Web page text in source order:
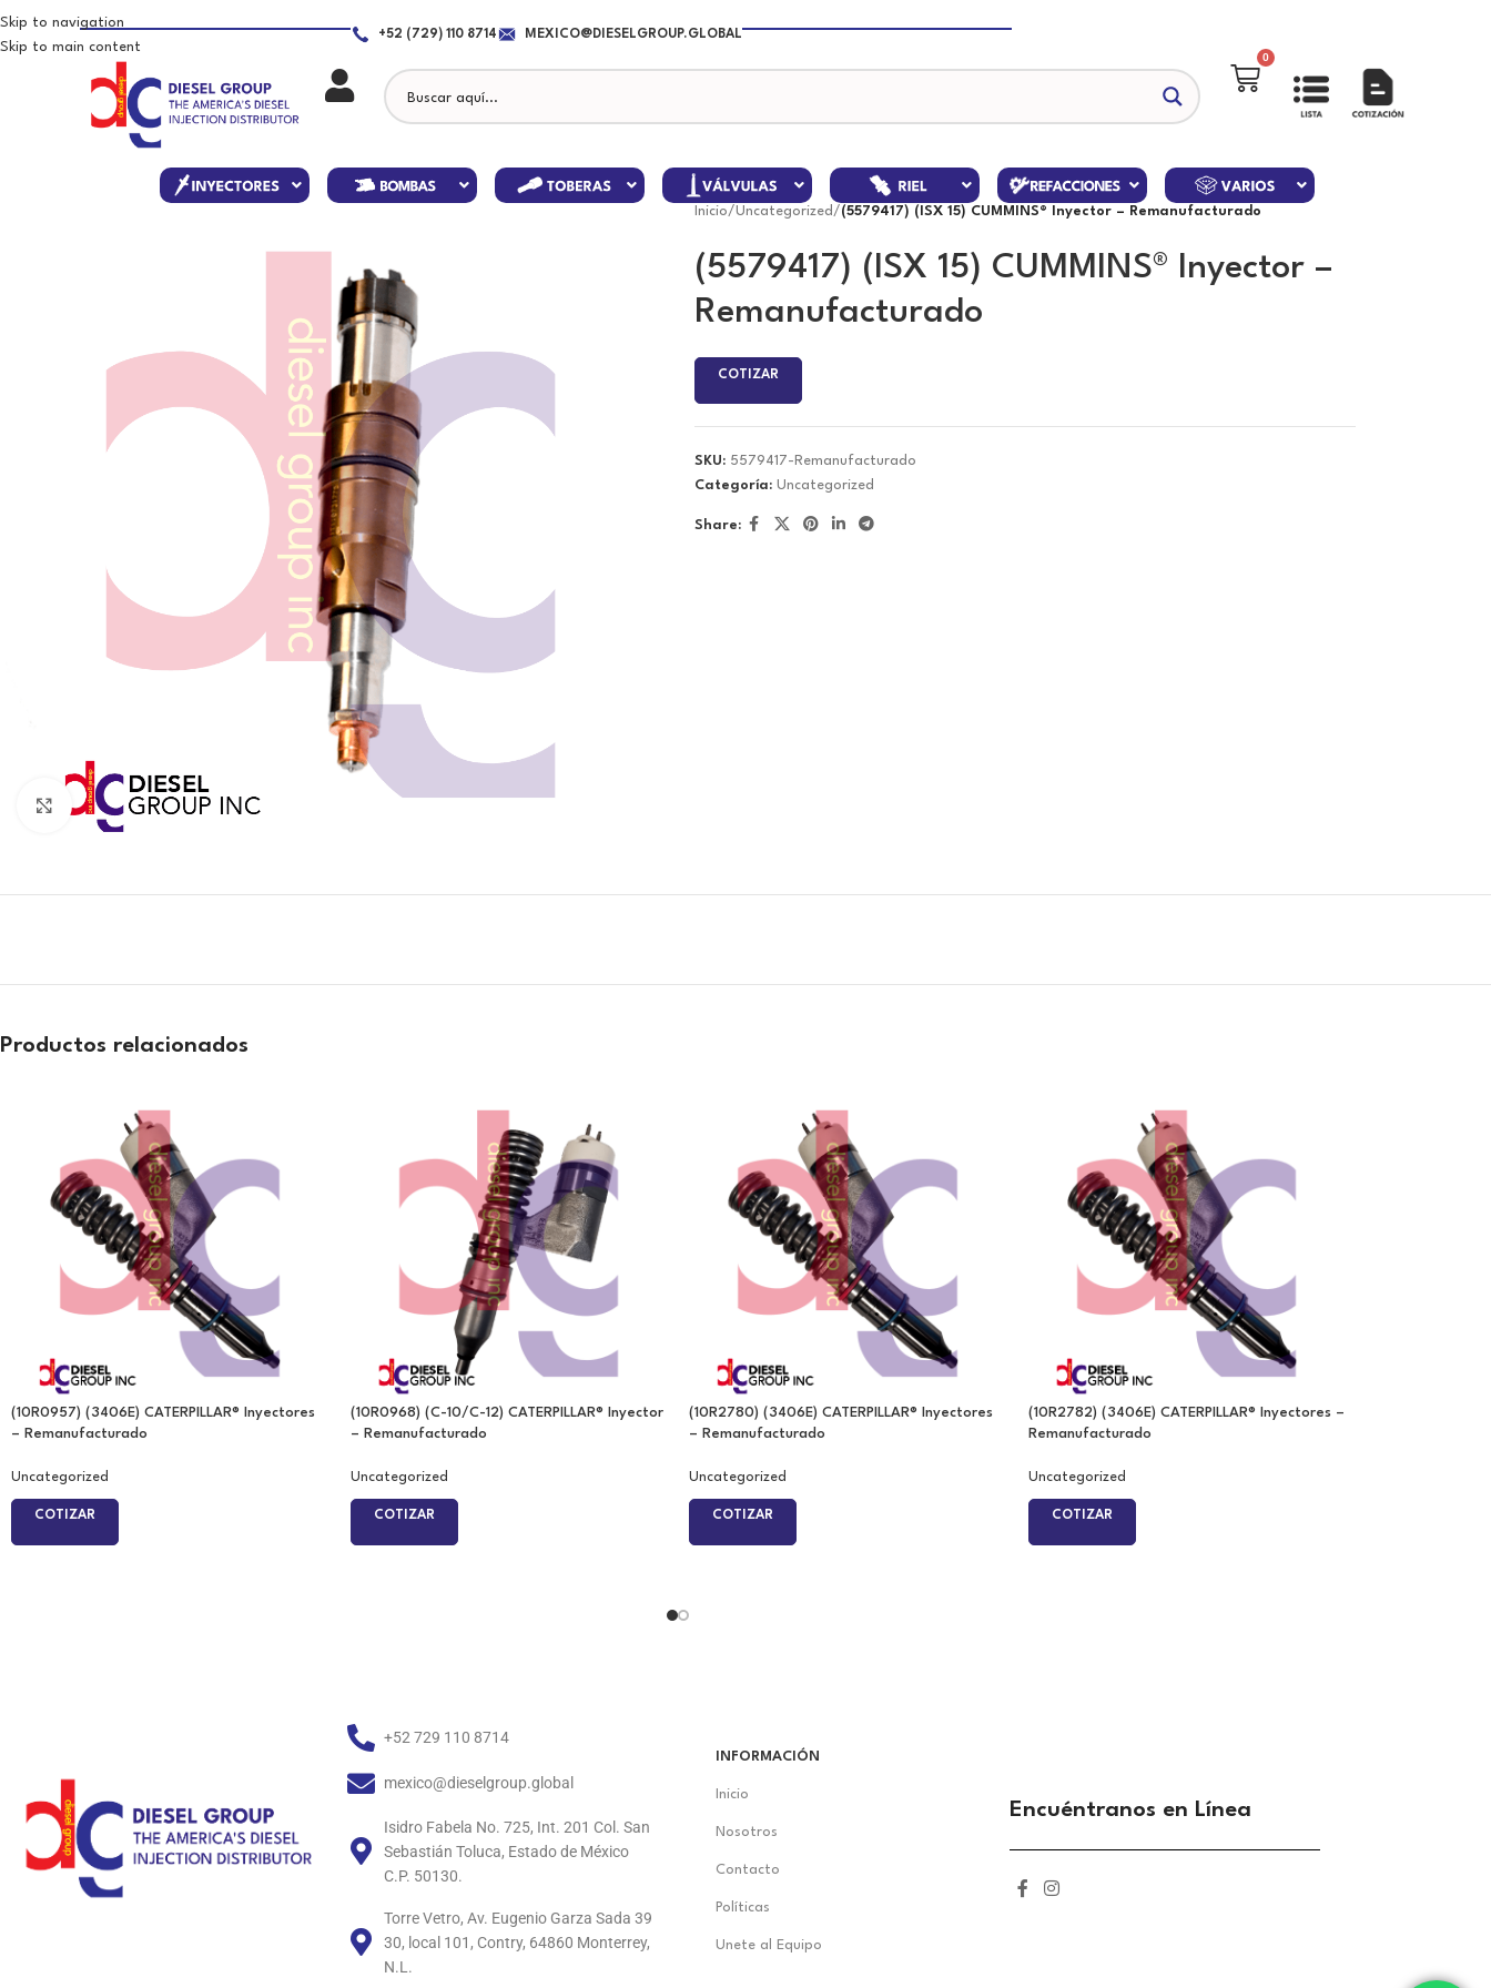
Skip to navigation
Skip to main content
+52 (729) 110 8714 MEXICO@DIESELGROUP.GLOBAL
0
Click to enlarge
Inicio/Uncategorized / (5579417) (ISX 15) CUMMINS® Inyector – Remanufacturado
(5579417) (ISX 15) CUMMINS® Inyector –
Remanufacturado
COTIZAR
SKU: 5579417-Remanufacturado
Categoría: Uncategorized
Share:
Productos relacionados
(10R0957) (3406E) CATERPILLAR® Inyectores
– Remanufacturado
Uncategorized
COTIZAR
(10R0968) (C-10/C-12) CATERPILLAR® Inyector
– Remanufacturado
Uncategorized
COTIZAR
(10R2780) (3406E) CATERPILLAR® Inyectores
– Remanufacturado
Uncategorized
COTIZAR
(10R2782) (3406E) CATERPILLAR® Inyectores –
Remanufacturado
Uncategorized
COTIZAR
+52 729 110 8714
mexico@dieselgroup.global
Isidro Fabela No. 725, Int. 201 Col. San
Sebastián Toluca, Estado de México
C.P. 50130.
Torre Vetro, Av. Eugenio Garza Sada 39
30, local 101, Contry, 64860 Monterrey,
N.L.
INFORMACIÓN
Inicio
Nosotros
Contacto
Políticas
Unete al Equipo
Encuéntranos en Línea